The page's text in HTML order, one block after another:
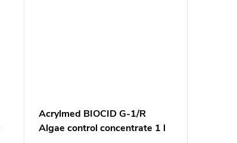
Acrylmed BIOCID G-1/R
Algae control concentrate 1 l